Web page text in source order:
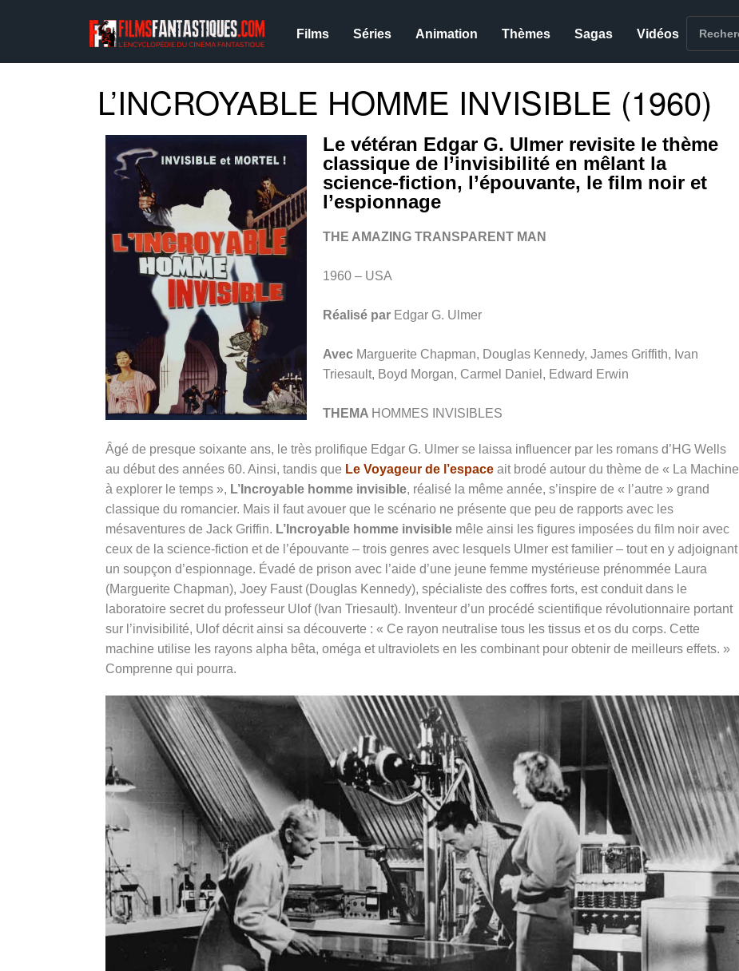
Films Séries Animation Thèmes Sagas Vidéos
L’INCROYABLE HOMME INVISIBLE (1960)
Le vétéran Edgar G. Ulmer revisite le thème
classique de l’invisibilité en mêlant la
science-fiction, l’épouvante, le film noir et
l’espionnage
THE AMAZING TRANSPARENT MAN
1960 – USA
Réalisé par Edgar G. Ulmer
Avec Marguerite Chapman, Douglas Kennedy, James Griffith, Ivan
Triesault, Boyd Morgan, Carmel Daniel, Edward Erwin
THEMA HOMMES INVISIBLES
Âgé de presque soixante ans, le très prolifique Edgar G. Ulmer se laissa influencer par les romans d’HG Wells
au début des années 60. Ainsi, tandis que Le Voyageur de l’espace ait brodé autour du thème de « La Machine
à explorer le temps », L’Incroyable homme invisible, réalisé la même année, s’inspire de « l’autre » grand
classique du romancier. Mais il faut avouer que le scénario ne présente que peu de rapports avec les
mésaventures de Jack Griffin. L’Incroyable homme invisible mêle ainsi les figures imposées du film noir avec
ceux de la science-fiction et de l’épouvante – trois genres avec lesquels Ulmer est familier – tout en y adjoignant
un soupçon d’espionnage. Évadé de prison avec l’aide d’une jeune femme mystérieuse prénommée Laura
(Marguerite Chapman), Joey Faust (Douglas Kennedy), spécialiste des coffres forts, est conduit dans le
laboratoire secret du professeur Ulof (Ivan Triesault). Inventeur d’un procédé scientifique révolutionnaire portant
sur l’invisibilité, Ulof décrit ainsi sa découverte : « Ce rayon neutralise tous les tissus et os du corps. Cette
machine utilise les rayons alpha bêta, oméga et ultraviolets en les combinant pour obtenir de meilleurs effets. »
Comprenne qui pourra.